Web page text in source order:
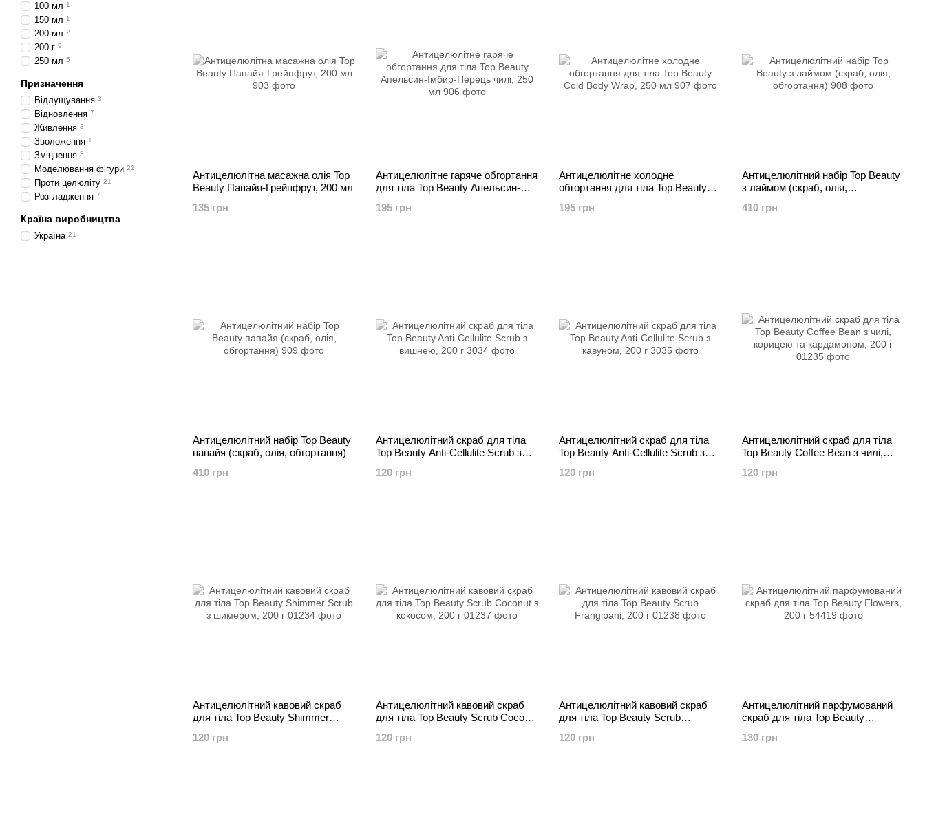
Антицелюлітна масажна олія Top
Beauty Папайя-Грейпфрут, 200 мл
135 грн
Антицелюлітне гаряче обгортання
для тіла Top Beauty Апельсин-
195 грн
Антицелюлітне холодне
обгортання для тіла Top Beauty
195 грн
Антицелюлітний набір Top Beauty
з лаймом (скраб, олія,
410 грн
Антицелюлітний набір Top Beauty
папайя (скраб, олія, обгортання)
410 грн
Антицелюлітний скраб для тіла
Top Beauty Anti-Cellulite Scrub з
120 грн
Антицелюлітний скраб для тіла
Top Beauty Anti-Cellulite Scrub з
120 грн
Антицелюлітний скраб для тіла
Top Beauty Coffee Bean з чилі,
120 грн
Антицелюлітний кавовий скраб
для тіла Top Beauty Shimmer
120 грн
Антицелюлітний кавовий скраб
для тіла Top Beauty Scrub Coconut
120 грн
Антицелюлітний кавовий скраб
для тіла Top Beauty Scrub
120 грн
Антицелюлітний парфумований
скраб для тіла Top Beauty
130 грн
100 мл 1
150 мл 1
200 мл 2
200 г 9
250 мл 5
Призначення
Відлущування 3
Відновлення 7
Живлення 3
Зволоження 1
Зміцнення 3
Моделювання фігури 21
Проти целюліту 21
Розгладження 7
Країна виробництва
Україна 21